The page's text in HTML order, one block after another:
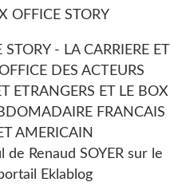
STORY - LA CARRIERE ET
DES ACTEURS
ETRANGERS ET LE BOX
FRANCAIS
AMERICAIN
de Renaud SOYERsur le
Eklablog